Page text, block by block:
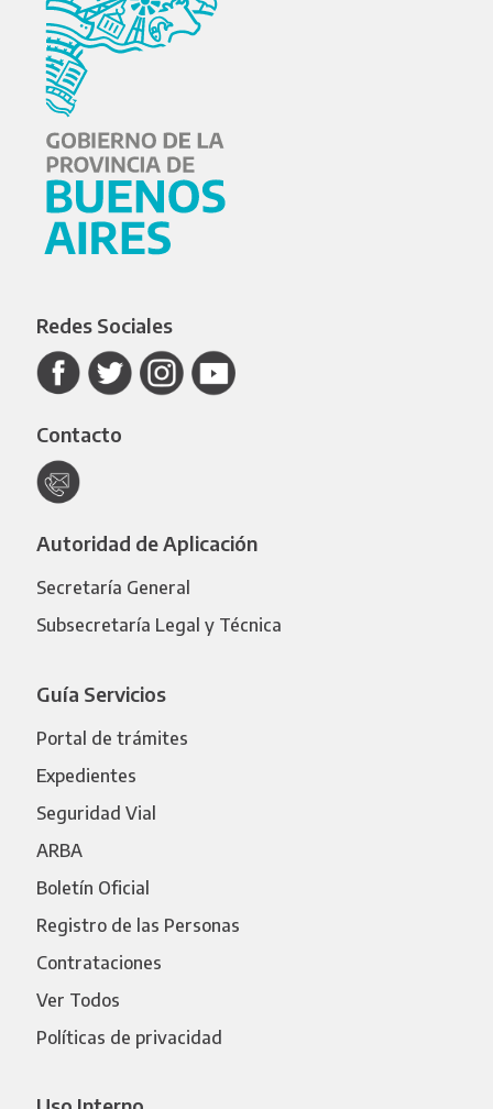
Redes Sociales
Contacto
Autoridad de Aplicación
Secretaría General
Subsecretaría Legal y Técnica
Guía Servicios
Portal de trámites
Expedientes
Seguridad Vial
ARBA
Boletín Oficial
Registro de las Personas
Contrataciones
Ver Todos
Políticas de privacidad